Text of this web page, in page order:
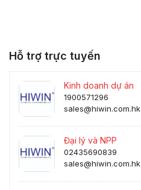
Hỗ trợ trực tuyến
Kinh doanh dự án
1900571296
sales@hiwin.com.hk
Đại lý và NPP
02435690839
sales@hiwin.com.hk